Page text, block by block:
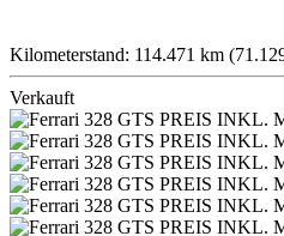
Kilometerstand: 114.471 km
Verkauft